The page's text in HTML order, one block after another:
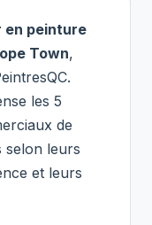
en peinture
Town,
les 5
de
selon leurs
et leurs